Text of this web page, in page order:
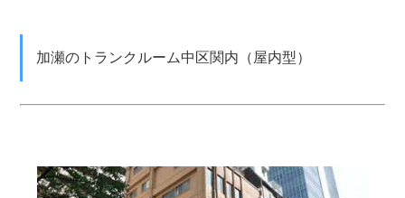
加瀬のトランクルーム中区関内（屋内型）